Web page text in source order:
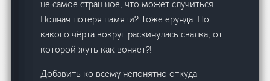
не самое страшное, что может случиться.
Полная потеря памяти? Тоже ерунда. Но
какого чëрта вокруг раскинулась свалка, от
которой жуть как воняет?!
Добавить ко всему непонятно откуда